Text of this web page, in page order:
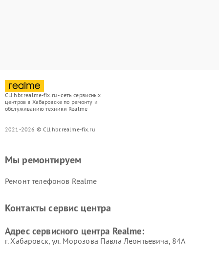
СЦ hbr.realme-fix.ru - сеть сервисных
центров в Хабаровске по ремонту и
обслуживанию техники Realme
2021-2026 © СЦ hbr.realme-fix.ru
Мы ремонтируем
Ремонт телефонов Realme
Контакты сервис центра
Адрес сервисного центра Realme:
г. Хабаровск, ул. Морозова Павла Леонтьевича, 84А